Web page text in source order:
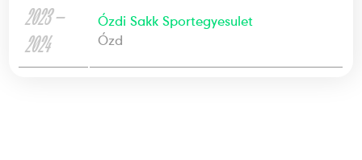
2023 —
2024
Ózdi Sakk Sportegyesulet
Ózd